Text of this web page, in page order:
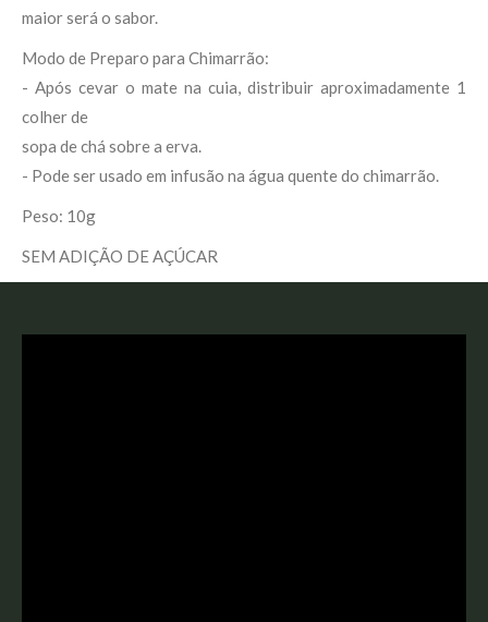
maior será o sabor.
Modo de Preparo para Chimarrão:
- Após cevar o mate na cuia, distribuir aproximadamente 1
colher de
sopa de chá sobre a erva.
- Pode ser usado em infusão na água quente do chimarrão.
Peso: 10g
SEM ADIÇÃO DE AÇÚCAR